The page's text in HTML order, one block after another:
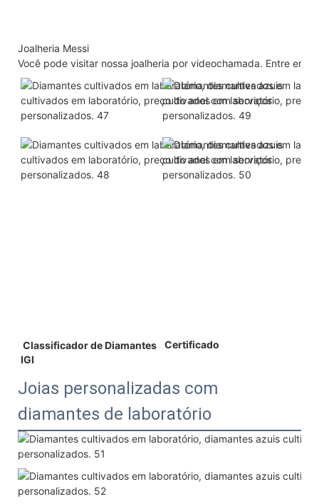
Joalheria Messi
Você pode visitar nossa joalheria por videochamada. Entre em
IGI
Certificado
Joias personalizadas com
diamantes de laboratório